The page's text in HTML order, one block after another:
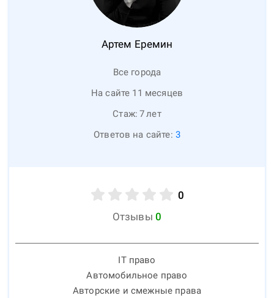
Артем Еремин
Все города
На сайте 11 месяцев
Стаж: 7лет
Ответов на сайте: 3
0
Отзывы 0
IT право
Автомобильное право
Авторские и смежные права